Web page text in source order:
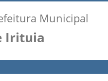
Municipal
Irituia